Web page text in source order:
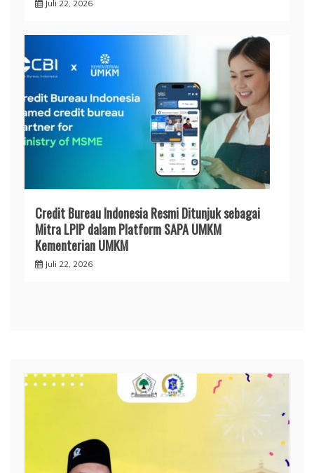
Juli 22, 2026
Credit Bureau Indonesia Resmi Ditunjuk sebagai
Mitra LPIP dalam Platform SAPA UMKM
Kementerian UMKM
Juli 22, 2026